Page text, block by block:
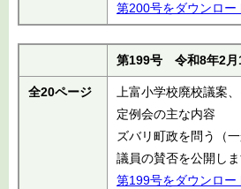
第200号をダウンロー
第199号 令和8年2月
全20ページ
上富小学校廃校議案
定例会の主な内容
ズバリ町政を問う（一
議員の賛否を公開し
第199号をダウンロー